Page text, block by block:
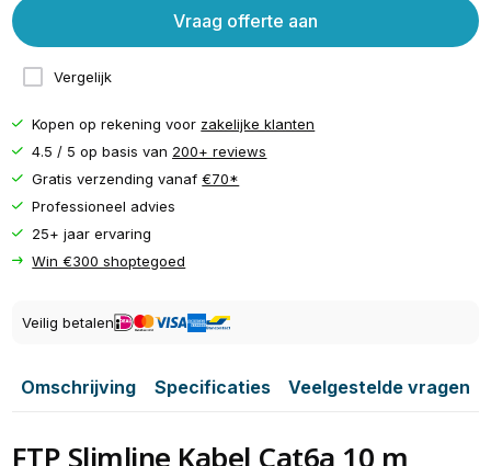
Vergelijk
Vraag offerte aan
Kopen op rekening voor zakelijke klanten
4.5 / 5 op basis van 200+ reviews
Gratis verzending vanaf€70*
Professioneel advies
25+ jaar ervaring
Win €300 shoptegoed
Veilig betalen
Omschrijving Specificaties Veelgestelde vragen
FTP Slimline Kabel Cat6a 10 m